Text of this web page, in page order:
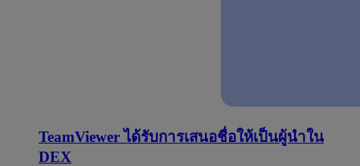
TeamViewer ได้รับการเสนอชื่อให้เป็นผู้นำใน
DEX